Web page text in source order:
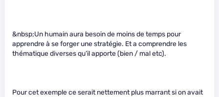
&nbsp;Un humain aura besoin de moins de temps pour
apprendre à se forger une stratégie. Et a comprendre les
thématique diverses qu’il apporte (bien / mal etc).
Pour cet exemple ce serait nettement plus marrant si on avait